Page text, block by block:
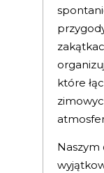
które
Naszym